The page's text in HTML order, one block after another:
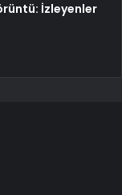
İzleyenler